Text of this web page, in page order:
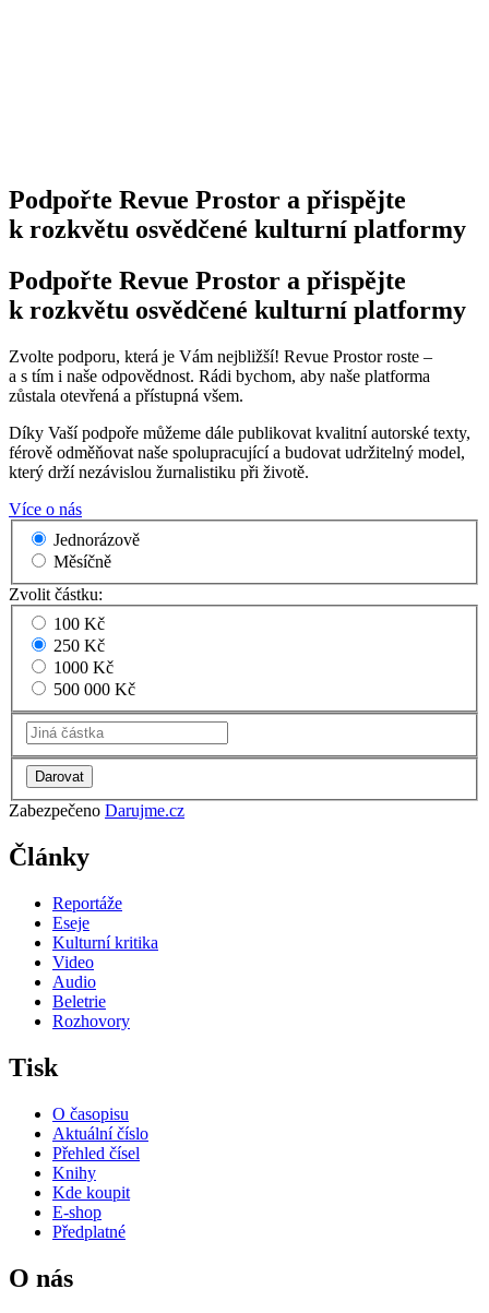
Podpořte Revue Prostor a přispějte
k rozkvětu osvědčené kulturní platformy
Podpořte Revue Prostor a přispějte
k rozkvětu osvědčené kulturní platformy
Zvolte podporu, která je Vám nejbližší! Revue Prostor roste –
a s tím i naše odpovědnost. Rádi bychom, aby naše platforma
zůstala otevřená a přístupná všem.
Díky Vaší podpoře můžeme dále publikovat kvalitní autorské texty,
férově odměňovat naše spolupracující a budovat udržitelný model,
který drží nezávislou žurnalistiku při životě.
Více o nás
Jednorázově
Měsíčně
Zvolit částku:
100 Kč
250 Kč
1000 Kč
500 000 Kč
Zabezpečeno Darujme.cz
Články
Reportáže
Eseje
Kulturní kritika
Video
Audio
Beletrie
Rozhovory
Tisk
O časopisu
Aktuální číslo
Přehled čísel
Knihy
Kde koupit
E-shop
Předplatné
O nás